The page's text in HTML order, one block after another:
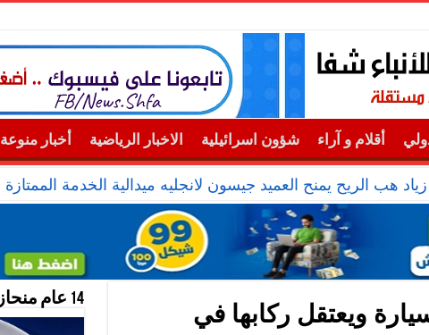
أقلام و آراء شؤون اسرائيلية الاخبار الرياضية أخبار منوعة
هب الريح يمنح العميد جيسون لانجليه ميدالية الخدمة الممتازة
ويعتقل ركابها في
14 عام منحازون للحقيقة …